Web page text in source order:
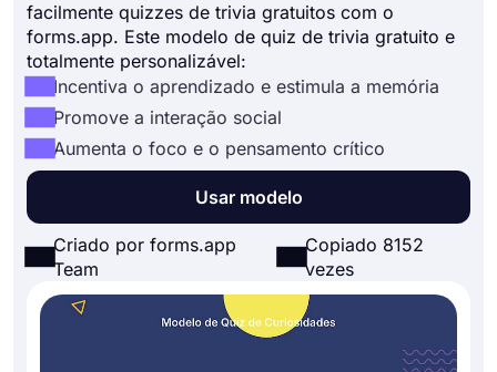
facilmente quizzes de trivia gratuitos com o
forms.app. Este modelo de quiz de trivia gratuito e
totalmente personalizável:
Incentiva o aprendizado e estimula a memória
Promove a interação social
Aumenta o foco e o pensamento crítico
Usar modelo
Criado por forms.app
Team
Copiado 8152
vezes